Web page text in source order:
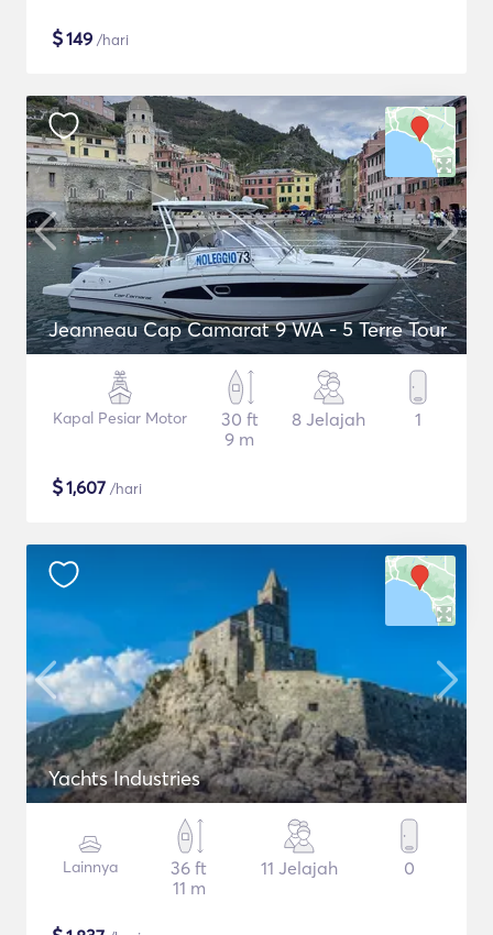
$149 /hari
Jeanneau Cap Camarat 9 WA - 5 Terre Tour
Kapal Pesiar Motor
30 ft
9 m
8 Jelajah 1
$1,607 /hari
Yachts Industries
Lainnya
36 ft
11 m
11 Jelajah 0